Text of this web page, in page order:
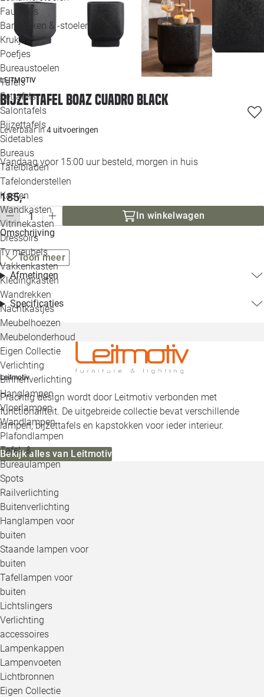
Fauteuils
Barkrukken & -stoelen
Krukjes
Poefjes
Bureaustoelen
Tafels
Eettafels
Salontafels
Bijzettafels
Sidetables
Bureaus
Tafelbladen
Tafelonderstellen
Kasten
Wandkasten
Vitrinekasten
Dressoirs
Tv meubels
Vakkenkasten
Kledingkasten
Wandrekken
Nachtkastjes
Meubelhoezen
Meubelonderhoud
Eigen Collectie
Verlichting
Binnenverlichting
Hanglampen
Vloerlampen
Wandlampen
Plafondlampen
Tafel- &
Bureaulampen
Spots
Railverlichting
Buitenverlichting
Hanglampen voor
buiten
Staande lampen voor
buiten
Tafellampen voor
buiten
Lichtslingers
Verlichting
accessoires
Lampenkappen
Lampenvoeten
Lichtbronnen
Eigen Collectie
LEITMOTIV
Bijzettafel Boaz Cuadro black
Leverbaar in4 uitvoeringen
Vandaag voor 15:00 uur besteld, morgen in huis
185,-
In winkelwagen
Omschrijving
Toon meer
Afmetingen
Specificaties
Leitmotiv
Prachtig design wordt door Leitmotiv verbonden met
functionaliteit. De uitgebreide collectie bevat verschillende
lampen, bijzettafels en kapstokken voor ieder interieur.
Bekijk alles van Leitmotiv